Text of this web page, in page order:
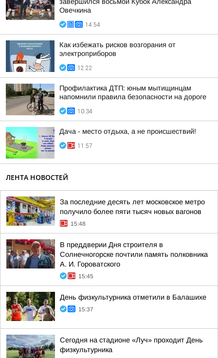
Овечкина
14:54
Как избежать рисков возгорания от
электроприборов
12:22
Профилактика ДТП: юным мытищинцам
напомнили правила безопасности на дороге
10:34
Дача - место отдыха, а не происшествий!
11:57
ЛЕНТА НОВОСТЕЙ
За последние десять лет московское метро
получило более пяти тысяч новых вагонов
15:48
В преддверии Дня строителя в
Солнечногорске почтили память полковника
А. И. Гороватского
15:45
День физкультурника отметили в Балашихе
15:37
Сегодня на стадионе «Луч» проходит День
физкультурника